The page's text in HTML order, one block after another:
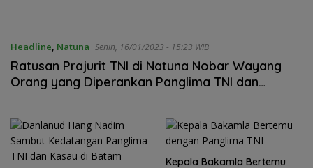
Headline, Natuna Senin, 16/01/2023 - 15:23 WIB
Ratusan Prajurit TNI di Natuna Nobar Wayang
Orang yang Diperankan Panglima TNI dan
Kepala Bakamla Bertemu